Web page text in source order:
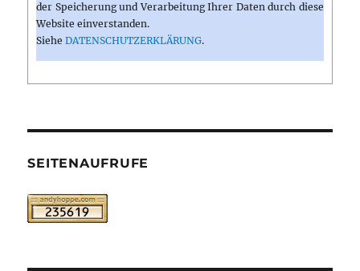
der Speicherung und Verarbeitung Ihrer Daten durch diese
Website einverstanden.
SieheDATENSCHUTZERKLÄRUNG.
SEITENAUFRUFE